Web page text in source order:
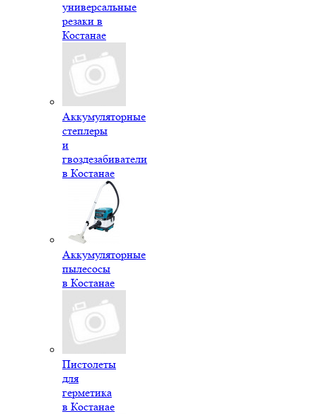
универсальные
резаки в
Костанае
Аккумуляторные
степлеры
и
гвоздезабиватели
в Костанае
Аккумуляторные
пылесосы
в Костанае
Пистолеты
для
герметика
в Костанае